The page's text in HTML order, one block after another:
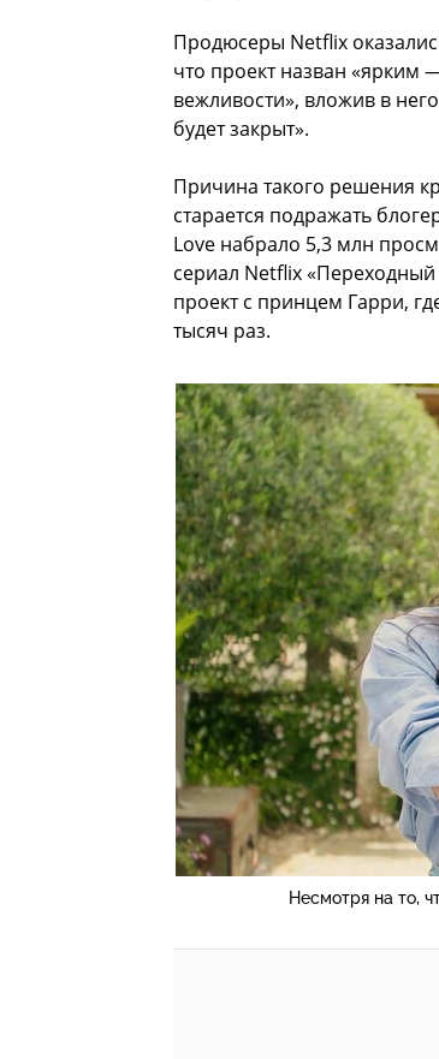
Продюсеры Netflix
что проект назван «ярким
вежливости», вложив в
будет закрыт».
Причина такого решения
старается подражать
Love набрало 5,3 млн
сериал Netflix
проект с принцем Гарри,
тысяч раз.
Несмотря на то,